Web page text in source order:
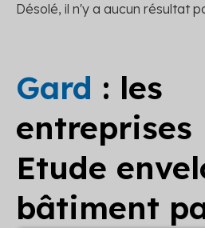
Désolé, il n'y a aucun résultat
Gard : les
entreprises
Etude
bâtiment